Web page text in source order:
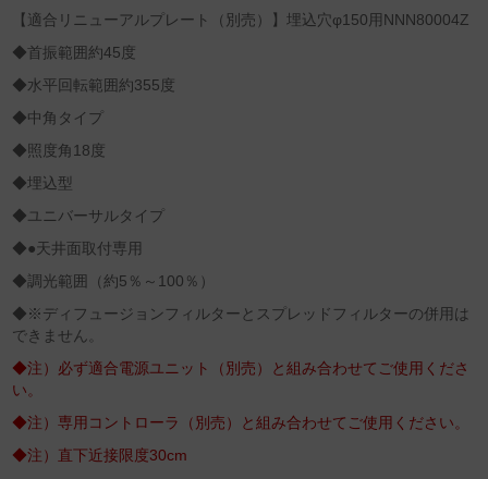
【適合リニューアルプレート（別売）】埋込穴φ150用NNN80004Z
◆首振範囲約45度
◆水平回転範囲約355度
◆中角タイプ
◆照度角18度
◆埋込型
◆ユニバーサルタイプ
◆●天井面取付専用
◆調光範囲（約5％～100％）
◆※ディフュージョンフィルターとスプレッドフィルターの併用は
できません。
◆注）必ず適合電源ユニット（別売）と組み合わせてご使用くださ
い。
◆注）専用コントローラ（別売）と組み合わせてご使用ください。
◆注）直下近接限度30cm